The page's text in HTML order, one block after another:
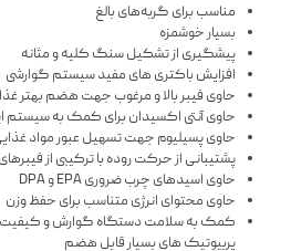
مناسب برای گربه‌های بالغ
بسیار خوشمزه
پیشگیری از تشکیل سنگ کلیه و مثانه
افزایش باکتری های مفید سیستم گوارشی
حاوی فیبر بالا و مرغوب جهت هضم بهتر غذا
حاوی آنتی اکسیدان برای کمک به سیستم
حاوی پسیلیوم جهت تسهیل عبور مواد
پشتیبانی از حرکت روده با ترکیبی از
حاوی اسیدهای چرب ضروری EPA و DPA
حاوی محتوای انرژی متناسب برای حفظ وزن
کمک به سلامت دستگاه گوارش و کیفیت
پربیوتیک های بسیار قابل هضم